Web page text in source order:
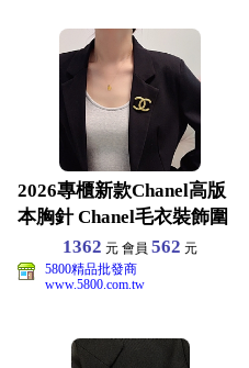
2026專櫃新款Chanel高版
本胸針 Chanel毛衣裝飾圍
巾配飾1362 元 會員562 元
5800精品批發商
www.5800.com.tw